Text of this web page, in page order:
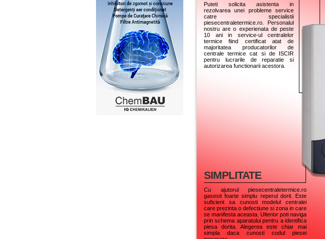
Puteti solicita asistenta in
rezolvarea unei probleme service
catre specialistii
piesecentraletermice.ro. Personalul
nostru are o experienata de peste
10 ani in service-ul centralelor
termice fiind certificat atat de
majoritatea producatorilor de
centrale termice cat si de ISCIR
pentru lucrarile de reparatie si
autorizarea functionarii acestora.
SIMPLITATE
Cu ajutorul piesecentraletermice.ro
gasesti foarte simplu reperul dorit. Este
suficient sa cunosti modelul centralei
care prezinta o defectiune si zona in care
se manifesta aceasta. Ulterior poti naviga
prin schema aparatului pentru a identifica
piesa dorita. Alegerea este chiar mai
simpla daca cunosti codul piesei